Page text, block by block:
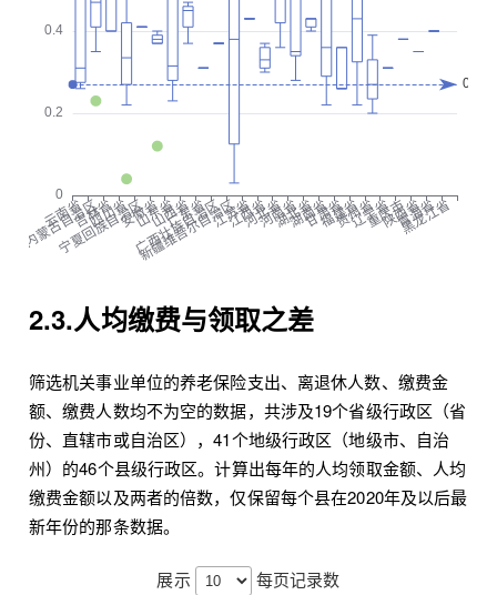
2.3.人均缴费与领取之差
筛选机关事业单位的养老保险支出、离退休人数、缴费金
额、缴费人数均不为空的数据，共涉及19个省级行政区（省
份、直辖市或自治区），41个地级行政区（地级市、自治
州）的46个县级行政区。计算出每年的人均领取金额、人均
缴费金额以及两者的倍数，仅保留每个县在2020年及以后最
新年份的那条数据。
展示 每页记录数